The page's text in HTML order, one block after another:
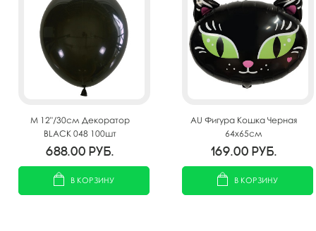
M 12"/30см Декоратор
BLACK 048 100шт
688.00 руб.
В КОРЗИНУ
AU Фигура Кошка Черная
64х65см
169.00 руб.
В КОРЗИНУ